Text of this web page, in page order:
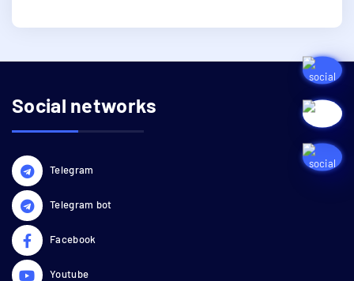
Social networks
Telegram
Telegram bot
Facebook
Youtube